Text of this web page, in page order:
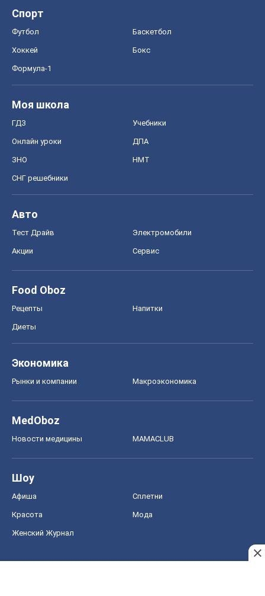
Спорт
Футбол Баскетбол
Хоккей Бокс
Формула-1
Моя школа
ГДЗ Учебники
Онлайн уроки ДПА
ЗНО НМТ
СНГ решебники
Авто
Тест Драйв Электромобили
Акции Сервис
Food Oboz
Рецепты Напитки
Диеты
Экономика
Рынки и компании Mакроэкономика
MedOboz
Новости медицины MAMACLUB
Шоу
Афиша Сплетни
Красота Мода
Женский Журнал